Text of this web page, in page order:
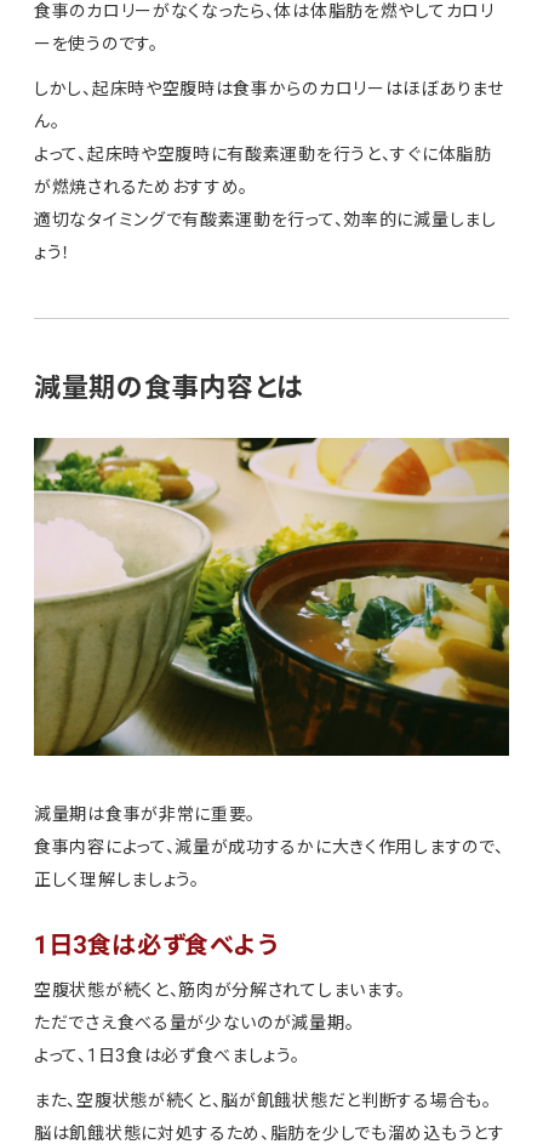
食事のカロリーがなくなったら、体は体脂肪を燃やしてカロリ
ーを使うのです。
しかし、起床時や空腹時は食事からのカロリーはほぼありませ
ん。
よって、起床時や空腹時に有酸素運動を行うと、すぐに体脂肪
が燃焼されるためおすすめ。
適切なタイミングで有酸素運動を行って、効率的に減量しまし
ょう！
減量期の食事内容とは
減量期は食事が非常に重要。
食事内容によって、減量が成功するかに大きく作用しますので、
正しく理解しましょう。
1日3食は必ず食べよう
空腹状態が続くと、筋肉が分解されてしまいます。
ただでさえ食べる量が少ないのが減量期。
よって、1日3食は必ず食べましょう。
また、空腹状態が続くと、脳が飢餓状態だと判断する場合も。
脳は飢餓状態に対処するため、脂肪を少しでも溜め込もうとす